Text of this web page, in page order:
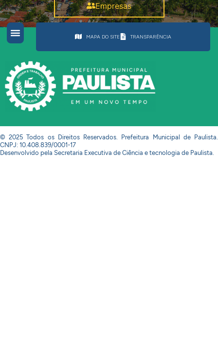
Empresas
MAPA DO SITE TRANSPARÊNCIA
© 2025 Todos os Direitos Reservados. Prefeitura Municipal de Paulista.
CNPJ: 10.408.839/0001-17
Desenvolvido pela Secretaria Executiva de Ciência e tecnologia de Paulista.